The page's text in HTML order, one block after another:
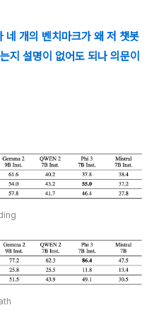
네 개의 벤치마크가 왜 저 챗봇
설명이 없어도 되나 의문이